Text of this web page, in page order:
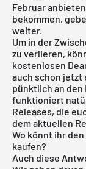
Februar
bekommen,
weiter.
Um in der
zu verlieren,
kostenlosen
auch schon jetzt
pünktlich an
funktioniert
Releases, die
dem aktuellen
Wo könnt ihr
kaufen?
Auch diese